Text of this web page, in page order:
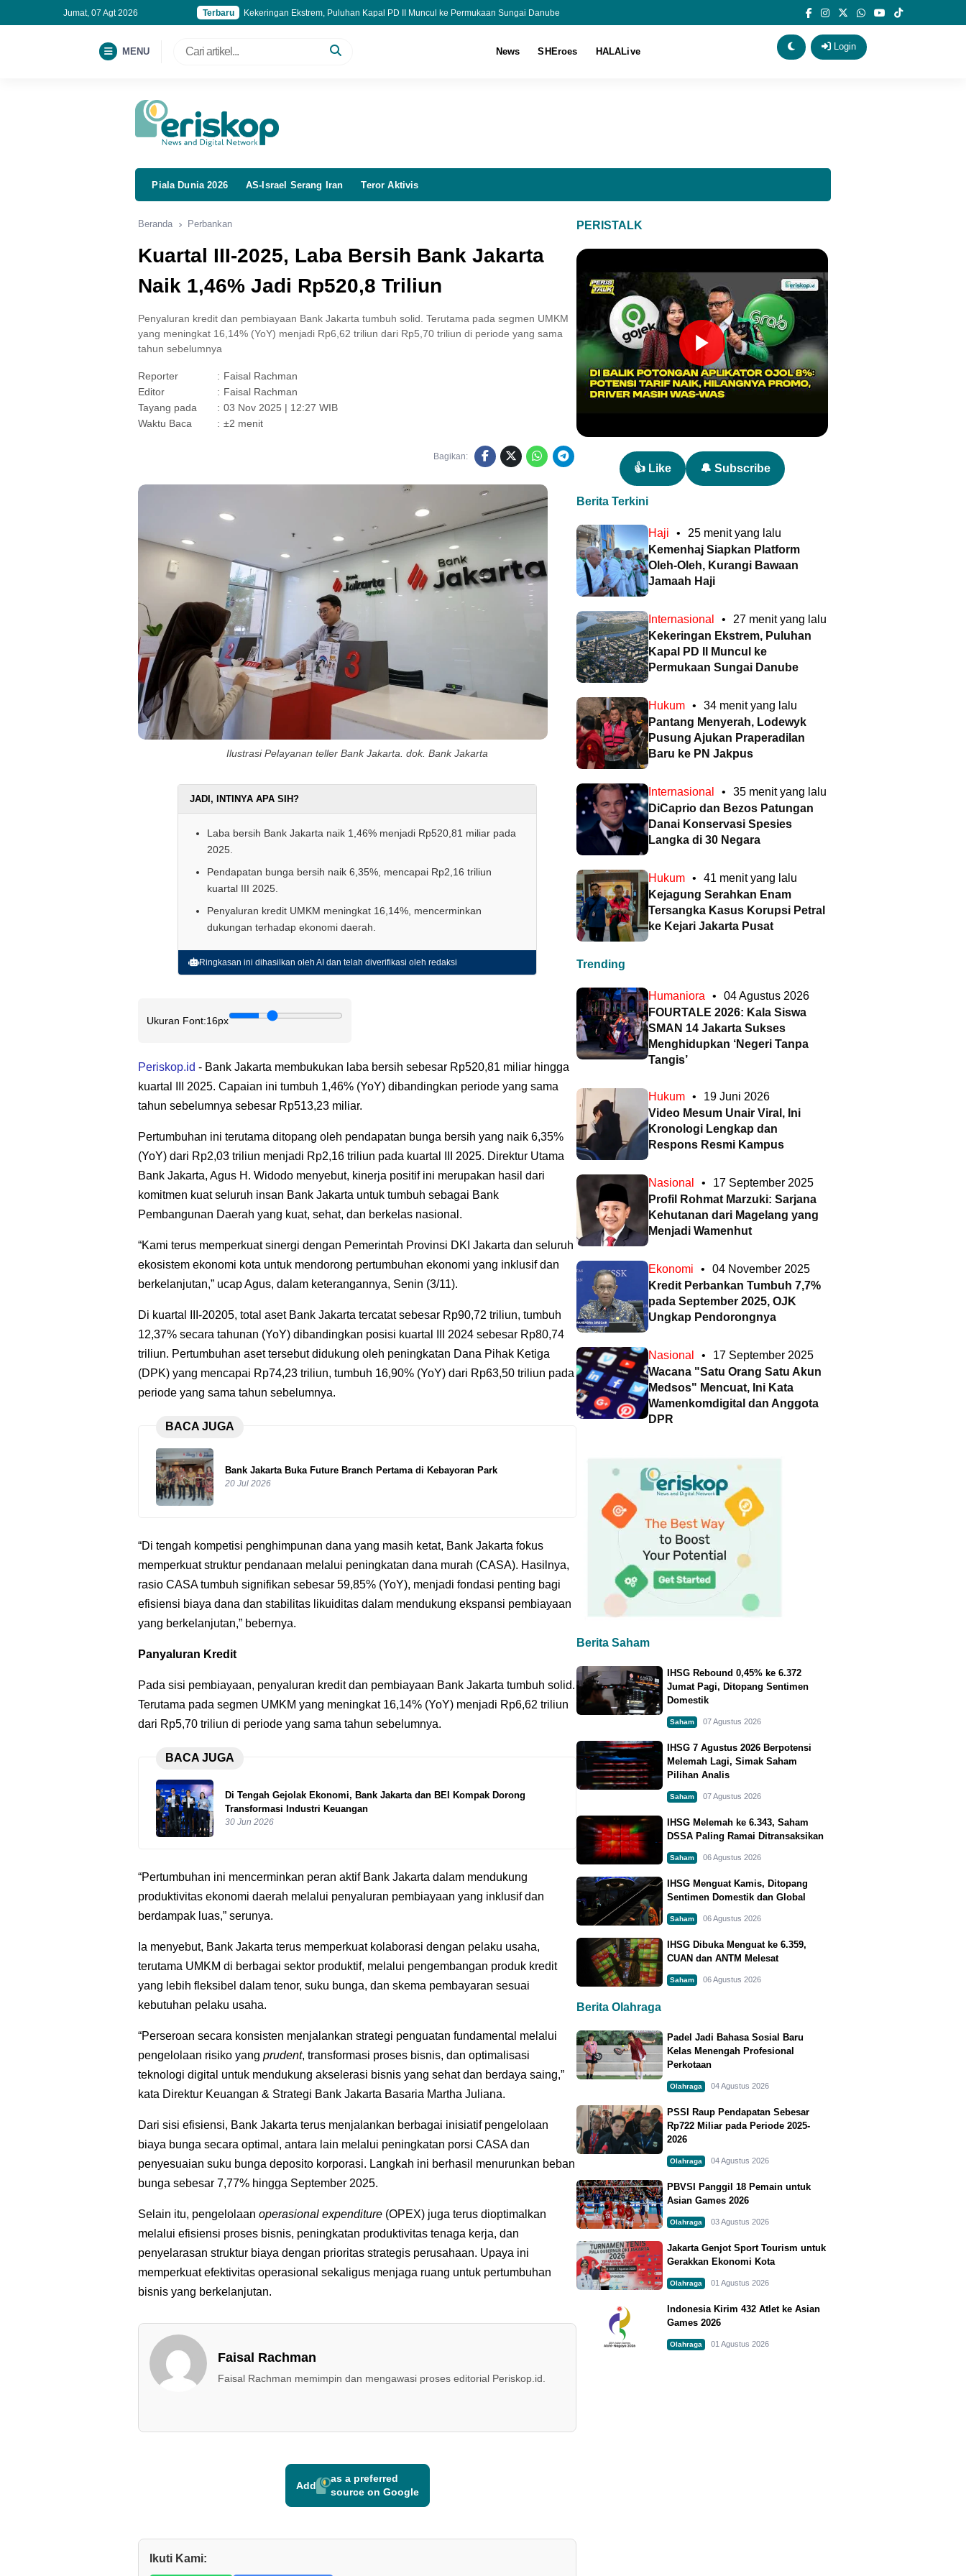
Jumat, 07 Agt 2026 Terbaru
Kekeringan Ekstrem, Puluhan Kapal PD II Muncul ke Permukaan Sungai Danube
Pantang Menyerah, Lodewyk Pusung Ajukan Praperadilan Baru ke PN Jakpus
MENU News SHEroes HALALive
Login
Piala Dunia 2026 AS-Israel Serang Iran Teror Aktivis
Beranda Perbankan
Kuartal III-2025, Laba Bersih Bank Jakarta
Naik 1,46% Jadi Rp520,8 Triliun
Penyaluran kredit dan pembiayaan Bank Jakarta tumbuh solid. Terutama pada segmen UMKM
yang meningkat 16,14% (YoY) menjadi Rp6,62 triliun dari Rp5,70 triliun di periode yang sama
tahun sebelumnya
Reporter : Faisal Rachman
Editor
: Faisal Rachman
Tayang pada
: 03 Nov 2025 | 12:27 WIB
Waktu Baca
: ±2 menit
Bagikan:
Ilustrasi Pelayanan teller Bank Jakarta. dok. Bank Jakarta
JADI, INTINYA APA SIH?
Laba bersih Bank Jakarta naik 1,46% menjadi Rp520,81 miliar pada
2025.
Pendapatan bunga bersih naik 6,35%, mencapai Rp2,16 triliun
kuartal III 2025.
Penyaluran kredit UMKM meningkat 16,14%, mencerminkan
dukungan terhadap ekonomi daerah.
Ringkasan ini dihasilkan oleh AI dan telah diverifikasi oleh redaksi
Ukuran Font:16px
Periskop.id - Bank Jakarta membukukan laba bersih sebesar Rp520,81 miliar hingga
kuartal III 2025. Capaian ini tumbuh 1,46% (YoY) dibandingkan periode yang sama
tahun sebelumnya sebesar Rp513,23 miliar.
Pertumbuhan ini terutama ditopang oleh pendapatan bunga bersih yang naik 6,35%
(YoY) dari Rp2,03 triliun menjadi Rp2,16 triliun pada kuartal III 2025. Direktur Utama
Bank Jakarta, Agus H. Widodo menyebut, kinerja positif ini merupakan hasil dari
komitmen kuat seluruh insan Bank Jakarta untuk tumbuh sebagai Bank
Pembangunan Daerah yang kuat, sehat, dan berkelas nasional.
“Kami terus memperkuat sinergi dengan Pemerintah Provinsi DKI Jakarta dan seluruh
ekosistem ekonomi kota untuk mendorong pertumbuhan ekonomi yang inklusif dan
berkelanjutan,” ucap Agus, dalam keterangannya, Senin (3/11).
Di kuartal III-20205, total aset Bank Jakarta tercatat sebesar Rp90,72 triliun, tumbuh
12,37% secara tahunan (YoY) dibandingkan posisi kuartal III 2024 sebesar Rp80,74
triliun. Pertumbuhan aset tersebut didukung oleh peningkatan Dana Pihak Ketiga
(DPK) yang mencapai Rp74,23 triliun, tumbuh 16,90% (YoY) dari Rp63,50 triliun pada
periode yang sama tahun sebelumnya.
BACA JUGA
Bank Jakarta Buka Future Branch Pertama di Kebayoran Park
20 Jul 2026
“Di tengah kompetisi penghimpunan dana yang masih ketat, Bank Jakarta fokus
memperkuat struktur pendanaan melalui peningkatan dana murah (CASA). Hasilnya,
rasio CASA tumbuh signifikan sebesar 59,85% (YoY), menjadi fondasi penting bagi
efisiensi biaya dana dan stabilitas likuiditas dalam mendukung ekspansi pembiayaan
yang berkelanjutan,” bebernya.
Panyaluran Kredit
Pada sisi pembiayaan, penyaluran kredit dan pembiayaan Bank Jakarta tumbuh solid.
Terutama pada segmen UMKM yang meningkat 16,14% (YoY) menjadi Rp6,62 triliun
dari Rp5,70 triliun di periode yang sama tahun sebelumnya.
BACA JUGA
Di Tengah Gejolak Ekonomi, Bank Jakarta dan BEI Kompak Dorong
Transformasi Industri Keuangan
30 Jun 2026
“Pertumbuhan ini mencerminkan peran aktif Bank Jakarta dalam mendukung
produktivitas ekonomi daerah melalui penyaluran pembiayaan yang inklusif dan
berdampak luas,” serunya.
Ia menyebut, Bank Jakarta terus memperkuat kolaborasi dengan pelaku usaha,
terutama UMKM di berbagai sektor produktif, melalui pengembangan produk kredit
yang lebih fleksibel dalam tenor, suku bunga, dan skema pembayaran sesuai
kebutuhan pelaku usaha.
“Perseroan secara konsisten menjalankan strategi penguatan fundamental melalui
pengelolaan risiko yang prudent, transformasi proses bisnis, dan optimalisasi
teknologi digital untuk mendukung akselerasi bisnis yang sehat dan berdaya saing,”
kata Direktur Keuangan & Strategi Bank Jakarta Basaria Martha Juliana.
Dari sisi efisiensi, Bank Jakarta terus menjalankan berbagai inisiatif pengelolaan
biaya bunga secara optimal, antara lain melalui peningkatan porsi CASA dan
penyesuaian suku bunga deposito korporasi. Langkah ini berhasil menurunkan beban
bunga sebesar 7,77% hingga September 2025.
Selain itu, pengelolaan operasional expenditure (OPEX) juga terus dioptimalkan
melalui efisiensi proses bisnis, peningkatan produktivitas tenaga kerja, dan
penyelarasan struktur biaya dengan prioritas strategis perusahaan. Upaya ini
memperkuat efektivitas operasional sekaligus menjaga ruang untuk pertumbuhan
bisnis yang berkelanjutan.
Faisal Rachman
Faisal Rachman memimpin dan mengawasi proses editorial Periskop.id.
Add
as a preferred
source on Google
Ikuti Kami:
PERISTALK
👍 Like 🔔 Subscribe
Berita Terkini
Haji •
25 menit yang lalu
Kemenhaj Siapkan Platform
Oleh-Oleh, Kurangi Bawaan
Jamaah Haji
Internasional •
27 menit yang lalu
Kekeringan Ekstrem, Puluhan
Kapal PD II Muncul ke
Permukaan Sungai Danube
Hukum •
34 menit yang lalu
Pantang Menyerah, Lodewyk
Pusung Ajukan Praperadilan
Baru ke PN Jakpus
Internasional •
35 menit yang lalu
DiCaprio dan Bezos Patungan
Danai Konservasi Spesies
Langka di 30 Negara
Hukum •
41 menit yang lalu
Kejagung Serahkan Enam
Tersangka Kasus Korupsi Petral
ke Kejari Jakarta Pusat
Trending
Humaniora •
04 Agustus 2026
FOURTALE 2026: Kala Siswa
SMAN 14 Jakarta Sukses
Menghidupkan ‘Negeri Tanpa
Tangis’
Hukum •
19 Juni 2026
Video Mesum Unair Viral, Ini
Kronologi Lengkap dan
Respons Resmi Kampus
Nasional •
17 September 2025
Profil Rohmat Marzuki: Sarjana
Kehutanan dari Magelang yang
Menjadi Wamenhut
Ekonomi •
04 November 2025
Kredit Perbankan Tumbuh 7,7%
pada September 2025, OJK
Ungkap Pendorongnya
Nasional •
17 September 2025
Wacana "Satu Orang Satu Akun
Medsos" Mencuat, Ini Kata
Wamenkomdigital dan Anggota
DPR
Berita Saham
IHSG Rebound 0,45% ke 6.372
Jumat Pagi, Ditopang Sentimen
Domestik
Saham 07 Agustus 2026
IHSG 7 Agustus 2026 Berpotensi
Melemah Lagi, Simak Saham
Pilihan Analis
Saham 07 Agustus 2026
IHSG Melemah ke 6.343, Saham
DSSA Paling Ramai Ditransaksikan
Saham 06 Agustus 2026
IHSG Menguat Kamis, Ditopang
Sentimen Domestik dan Global
Saham 06 Agustus 2026
IHSG Dibuka Menguat ke 6.359,
CUAN dan ANTM Melesat
Saham 06 Agustus 2026
Berita Olahraga
Padel Jadi Bahasa Sosial Baru
Kelas Menengah Profesional
Perkotaan
Olahraga 04 Agustus 2026
PSSI Raup Pendapatan Sebesar
Rp722 Miliar pada Periode 2025-
2026
Olahraga 04 Agustus 2026
PBVSI Panggil 18 Pemain untuk
Asian Games 2026
Olahraga 03 Agustus 2026
Jakarta Genjot Sport Tourism untuk
Gerakkan Ekonomi Kota
Olahraga 01 Agustus 2026
Indonesia Kirim 432 Atlet ke Asian
Games 2026
Olahraga 01 Agustus 2026